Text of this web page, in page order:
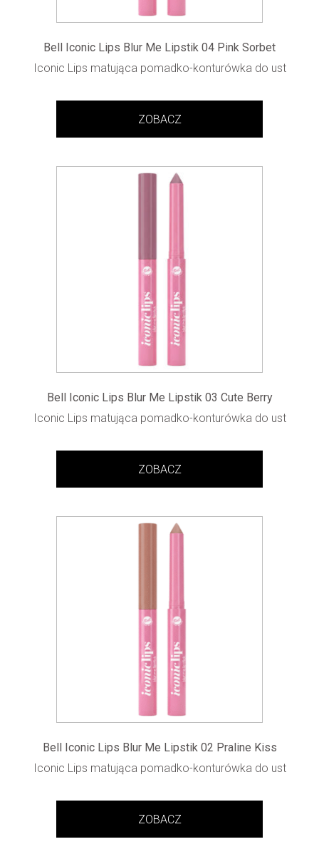
Bell Iconic Lips Blur Me Lipstik 04 Pink Sorbet
Iconic Lips matująca pomadko-konturówka do ust
ZOBACZ
Bell Iconic Lips Blur Me Lipstik 03 Cute Berry
Iconic Lips matująca pomadko-konturówka do ust
ZOBACZ
Bell Iconic Lips Blur Me Lipstik 02 Praline Kiss
Iconic Lips matująca pomadko-konturówka do ust
ZOBACZ